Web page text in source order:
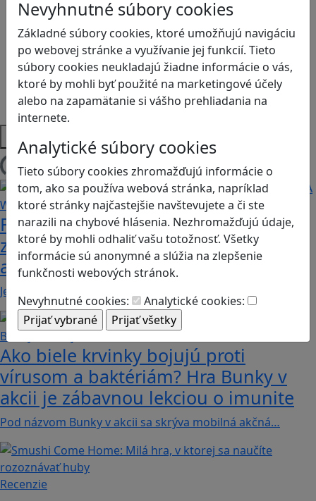
Nevyhnutné súbory cookies
Základné súbory cookies, ktoré umožňujú navigáciu
po webovej stránke a využívanie jej funkcií. Tieto
súbory cookies neukladajú žiadne informácie o vás,
ktoré by mohli byť použité na marketingové účely
alebo na zapamätanie si vášho prehliadania na
internete.
Analytické súbory cookies
Tieto súbory cookies zhromažďujú informácie o
tom, ako sa používa webová stránka, napríklad
ktoré stránky najčastejšie navštevujete a či ste
narazili na chybové hlásenia. Nezhromažďujú údaje,
ktoré by mohli odhaliť vašu totožnosť. Všetky
informácie sú anonymné a slúžia na zlepšenie
funkčnosti webových stránok.
Nevyhnutné cookies:
Analytické cookies:
Logické myslenie
Ľudské práva a tolerancia
Motorika a koncentrácia
Programovanie/Technika
Sociálne zručnosti a kooperácia
Strategické myslenie
Zdravie a pohyb
Platformy
Načítam blogy
Fotografujte zvieratká, aby ste
zachránili ostrov v Alba: A Wildlife
adventure
Jednoduchá hra, vhodná pre kohokoľvek z rodiny,…
Ako biele krvinky bojujú proti
vírusom a baktériám? Hra Bunky v
akcii je zábavnou lekciou o imunite
Pod názvom Bunky v akcii sa skrýva mobilná akčná…
Recenzie